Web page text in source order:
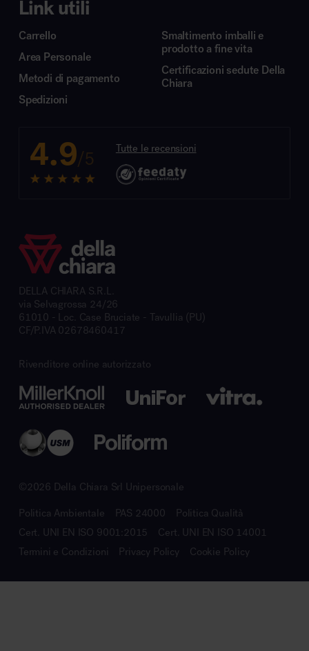
Link utili
Carrello
Area Personale
Metodi di pagamento
Spedizioni
Smaltimento imballi e
prodotto a fine vita
Certificazioni sedute Della
Chiara
4.9/5 Tutte le recensioni
DELLA CHIARA S.R.L.
via Selvagrossa 24/26
61010 - Loc. Case Bruciate - Tavullia (PU)
CF/P.IVA 02678460417
Rivenditore online autorizzato
©2026 Della Chiara Srl Unipersonale
Politica Ambientale PAS 24000
Politica Qualità
Cert. UNI EN ISO 9001:2015
Cert. UNI EN ISO 14001
Termini e Condizioni
Privacy Policy Cookie Policy